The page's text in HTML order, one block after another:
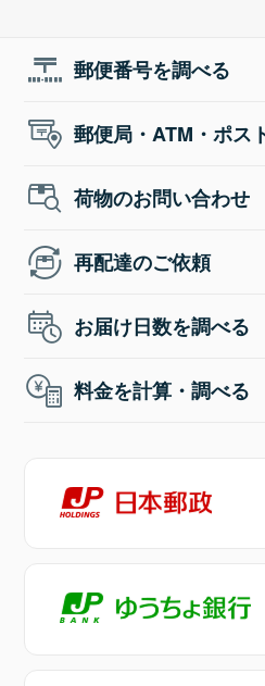
郵便番号を調べる
郵便局・ATM・ポス
荷物のお問い合わせ
再配達のご依頼
お届け日数を調べる
料金を計算・調べる